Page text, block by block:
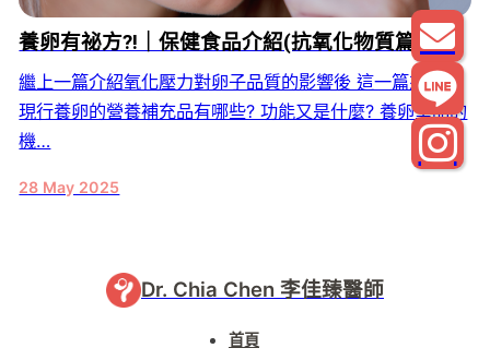
養卵有祕方?!｜保健食品介紹(抗氧化物質篇)
繼上一篇介紹氧化壓力對卵子品質的影響後 這一篇來介紹
現行養卵的營養補充品有哪些? 功能又是什麼? 養卵聖品的
機…
28 May 2025
Dr. Chia Chen 李佳臻醫師
首頁